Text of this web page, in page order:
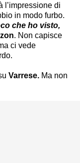
l’impressione di
in modo furbo.
che ho visto,
. Non capisce
ci vede
Varrese. Ma non